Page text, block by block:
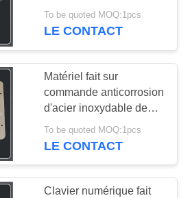
pour le panneau en
métal de contrôle
To be quoted MOQ:1pcs
LE CONTACT
Matériel fait sur
commande anticorrosion
d'acier inoxydable de
protection de clavier
aucune bosselures
To be quoted MOQ:1pcs
LE CONTACT
Clavier numérique fait